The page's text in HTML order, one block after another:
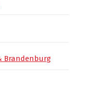
Brandenburg